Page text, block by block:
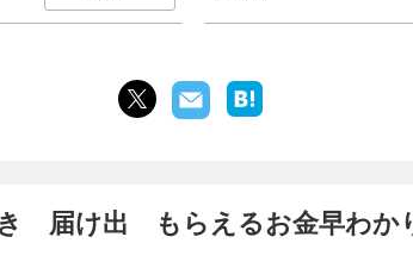
届け出 もらえるお金早わか